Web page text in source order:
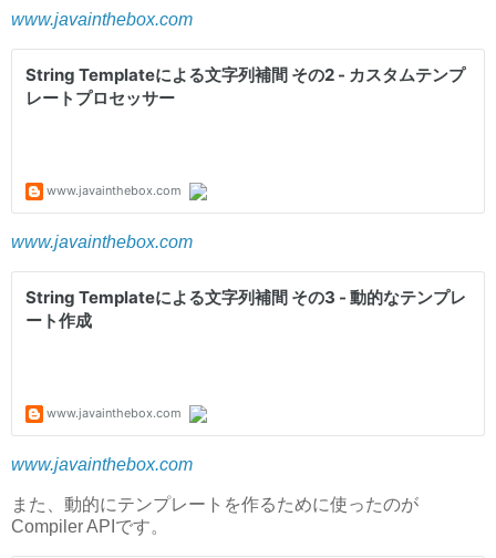
www.javainthebox.com
www.javainthebox.com
www.javainthebox.com
また、動的にテンプレートを作るために使ったのが
Compiler APIです。